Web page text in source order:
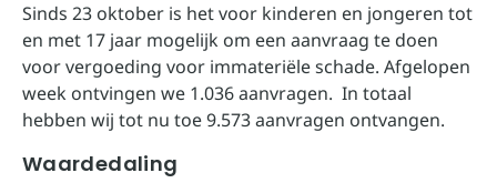
Sinds 23 oktober is het voor kinderen en jongeren tot
en met 17 jaar mogelijk om een aanvraag te doen
voor vergoeding voor immateriële schade. Afgelopen
week ontvingen we 1.036 aanvragen. In totaal
hebben wij tot nu toe 9.573 aanvragen ontvangen.
Waardedaling